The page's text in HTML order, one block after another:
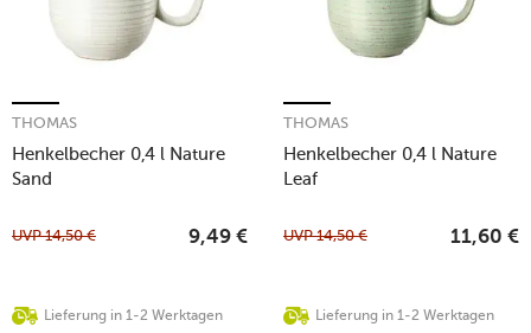
Henkelbecher 0,4 l Nature
Sand
THOMAS
Lieferung in 1-2 Werktagen
UVP14,50 € 9,49 €
Henkelbecher 0,4 l Nature
Leaf
THOMAS
Lieferung in 1-2 Werktagen
UVP14,50 € 11,60 €